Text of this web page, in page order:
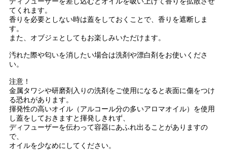
てくれます。
香りを必要としない時は蓋をしておくことで、香りを遮断しま
す。
また、オブジェとしてもお楽しみいただけます。
汚れた際や匂いを消したい場合は洗剤や漂白剤をお使いくださ
い。
注意！
金属タワシや研磨剤入りの洗剤をご使用になると表面に傷をつけ
る恐れがあります。
揮発性の高いオイル（アルコール分の多いアロマオイル）を使用
し蓋をしておきますと揮発しきれず、
ディフューザーを伝わって容器にあふれ出ることがありますの
で、
オイルを少なめにしてください。